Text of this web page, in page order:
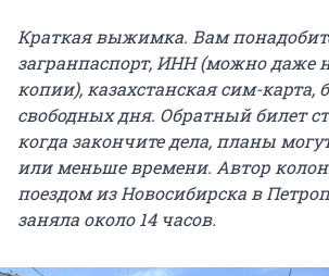
Краткая выжимка. Вам
загранпаспорт, ИНН (можно даже
копии), казахстанская сим-карта,
свободных дня. Обратный билет
когда закончите дела, планы
или меньше времени. Автор
поездом из Новосибирска в
заняла около 14 часов.